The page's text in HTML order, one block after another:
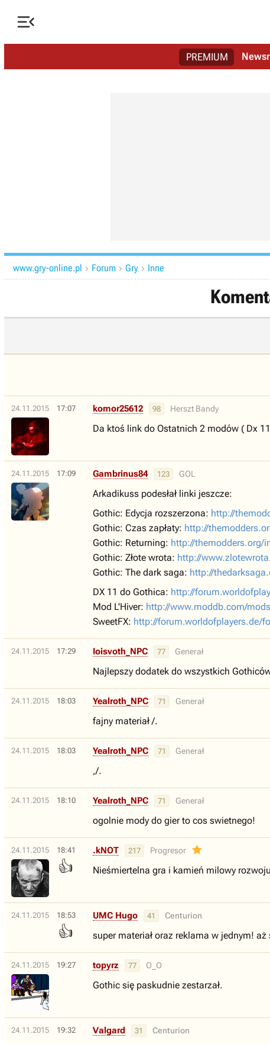

PREMIUM
www.gry-online.pl  Forum  Gry  Inne
24.11.2015 17:07 komor25612 98 Herszt Bandy
Da ktoś link do Ostatnich 2 modów ( Dx
24.11.2015 17:09 Gambrinus84 123 GOL
Arkadikuss podesłał linki jeszcze:
Gothic: Edycja rozszerzona: http://
Gothic: Czas zapłaty: http://
Gothic: Returning: http://themodders.org/
Gothic: Złote wrota: http://
Gothic: The dark saga: http://
DX 11 do Gothica: http://
Mod L'Hiver: http://www.moddb.com/
SweetFX: http://forum.worldofplayers.de/
24.11.2015 17:29 Ioisvoth_NPC 77 Generał
Najlepszy dodatek do wszystkich
24.11.2015 18:03 Yealroth_NPC 71 Generał
fajny materiał /.
24.11.2015 18:03 Yealroth_NPC 71 Generał
,/.
24.11.2015 18:10 Yealroth_NPC 71 Generał
ogolnie mody do gier to cos swietnego!
24.11.2015 18:41
👍
.kNOT 217 Progresor
Nieśmiertelna gra i kamień milowy
24.11.2015 18:53
👍
UMC Hugo 41 Centurion
super materiał oraz reklama w jednym!
24.11.2015 19:27 topyrz 77 O_O
Gothic się paskudnie zestarzał.
24.11.2015 19:32 Valgard 31 Centurion